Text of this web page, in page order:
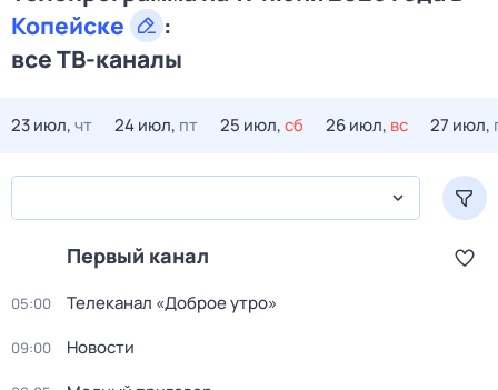
Копейске
:
все ТВ-каналы
23 июл,чт 24 июл, пт 25 июл,сб 26 июл, вс 27 июл,
Первый канал
05:00 Телеканал «Доброе утро»
09:00 Новости